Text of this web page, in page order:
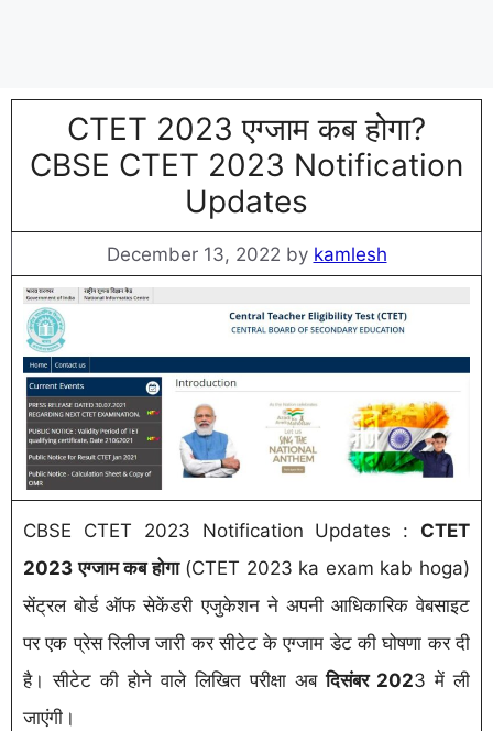
CTET 2023 एग्जाम कब होगा?
CBSE CTET 2023 Notification
Updates
December 13, 2022 by kamlesh
CBSE CTET 2023 Notification Updates : CTET
2023 एग्जाम कब होगा(CTET 2023 ka exam kab hoga)
सेंट्रल बोर्ड ऑफ सेकेंडरी एजुकेशन ने अपनी आधिकारिक वेबसाइट
पर एक प्रेस रिलीज जारी कर सीटेट के एग्जाम डेट की घोषणा कर दी
है। सीटेट की होने वाले लिखित परीक्षा अबदिसंबर 2023 में ली
जाएंगी।